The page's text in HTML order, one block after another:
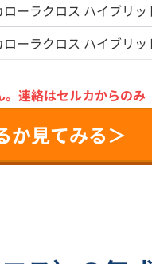
ローラクロス ハイブリッ
ローラクロス ハイブリッ
連絡はセルカからのみ
か見てみる＞